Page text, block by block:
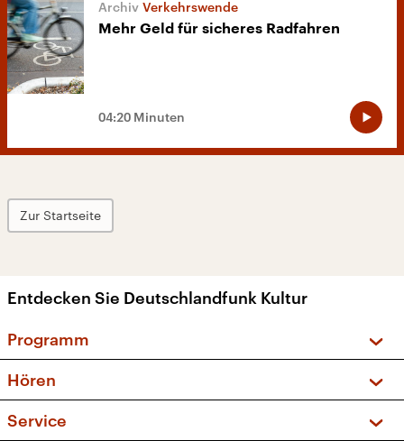
Verkehrswende
Mehr Geld für sicheres Radfahren
04:20 Minuten
Zur Startseite
Entdecken Sie Deutschlandfunk Kultur
Programm
Sendungen und Podcasts
Musikliste
Hören
Service